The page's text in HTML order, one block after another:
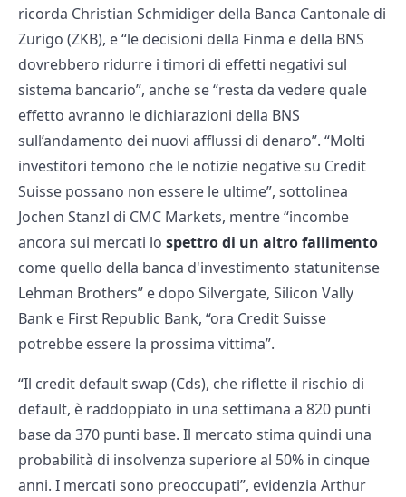
ricorda Christian Schmidiger della Banca Cantonale di
Zurigo (ZKB), e “le decisioni della Finma e della BNS
dovrebbero ridurre i timori di effetti negativi sul
sistema bancario”, anche se “resta da vedere quale
effetto avranno le dichiarazioni della BNS
sull’andamento dei nuovi afflussi di denaro”. “Molti
investitori temono che le notizie negative su Credit
Suisse possano non essere le ultime”, sottolinea
Jochen Stanzl di CMC Markets, mentre “incombe
ancora sui mercati lo spettro di un altro fallimento
come quello della banca d'investimento statunitense
Lehman Brothers” e dopo Silvergate, Silicon Vally
Bank e First Republic Bank, “ora Credit Suisse
potrebbe essere la prossima vittima”.
“Il credit default swap (Cds), che riflette il rischio di
default, è raddoppiato in una settimana a 820 punti
base da 370 punti base. Il mercato stima quindi una
probabilità di insolvenza superiore al 50% in cinque
anni. I mercati sono preoccupati”, evidenzia Arthur